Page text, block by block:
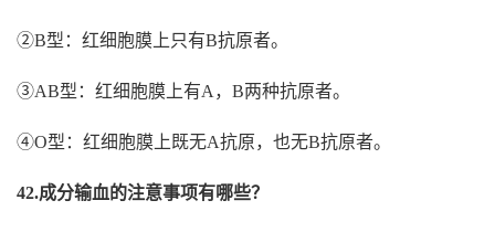
②B型：红细胞膜上只有B抗原者。
③AB型：红细胞膜上有A，B两种抗原者。
④O型：红细胞膜上既无A抗原，也无B抗原者。
42.成分输血的注意事项有哪些？